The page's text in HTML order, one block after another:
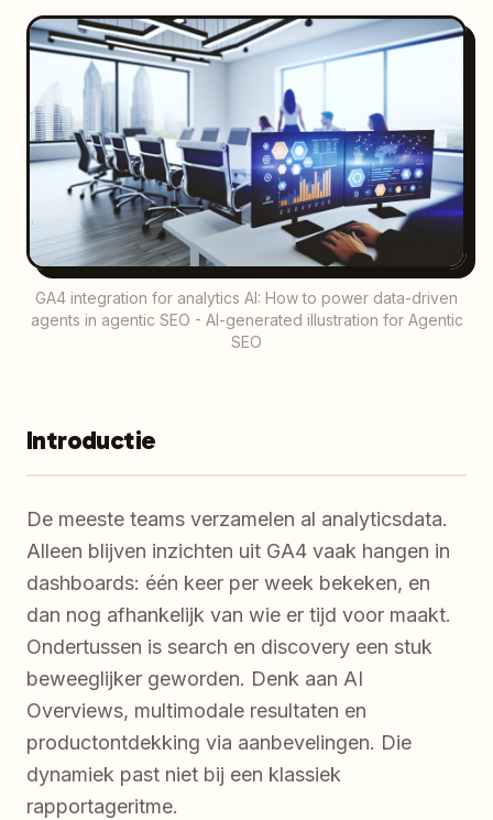
GA4 integration for analytics AI: How to power data-driven
agents in agentic SEO - AI-generated illustration for Agentic
SEO
Introductie
De meeste teams verzamelen al analyticsdata.
Alleen blijven inzichten uit GA4 vaak hangen in
dashboards: één keer per week bekeken, en
dan nog afhankelijk van wie er tijd voor maakt.
Ondertussen is search en discovery een stuk
beweeglijker geworden. Denk aan AI
Overviews, multimodale resultaten en
productontdekking via aanbevelingen. Die
dynamiek past niet bij een klassiek
rapportageritme.